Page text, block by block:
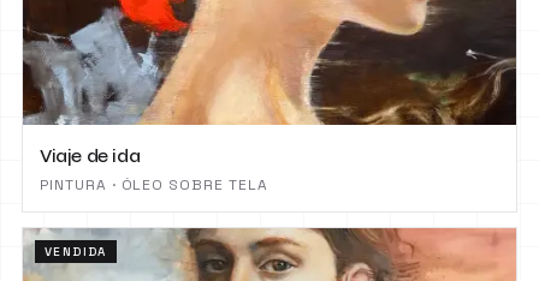
Viaje de ida
PINTURA · ÓLEO SOBRE TELA
VENDIDA